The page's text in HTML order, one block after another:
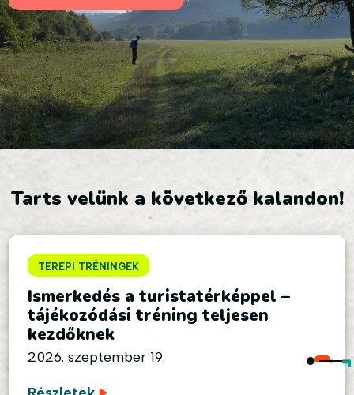
Tarts velünk a következő kalandon!
TEREPI TRÉNINGEK
Ismerkedés a turistatérképpel –
tájékozódási tréning teljesen
kezdőknek
2026. szeptember 19.